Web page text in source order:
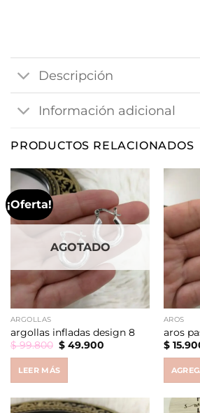
Descripción
Información adicional
PRODUCTOS RELACIONADOS
¡Oferta!
AGOTADO
ARGOLLAS
argollas infladas design 8
$99.800 Original
price
$ 99.800.
$49.900Current
LEER MÁS
AROS
aros
$